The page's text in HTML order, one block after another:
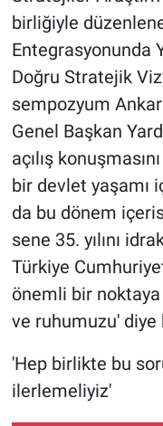
birliğiyle
Entegrasyonunda
Doğru Stratejik
sempozyum
Genel Başkan
açılış
bir devlet yaşamı
da bu dönem
sene 35. yılını
Türkiye
önemli bir
ve ruhumuzu' diye
'Hep birlikte bu
ilerlemeliyiz'